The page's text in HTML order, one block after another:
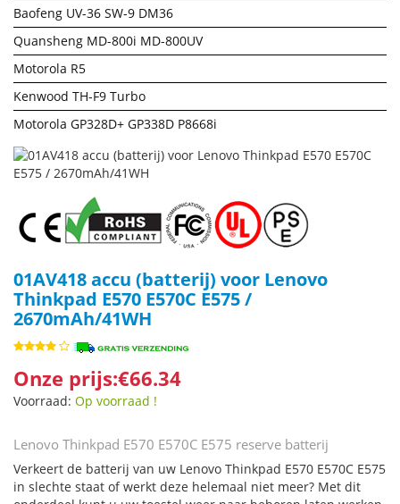
Baofeng UV-36 SW-9 DM36
Quansheng MD-800i MD-800UV
Motorola R5
Kenwood TH-F9 Turbo
Motorola GP328D+ GP338D P8668i
01AV418 accu (batterij) voor Lenovo
Thinkpad E570 E570C E575 /
2670mAh/41WH
Onze prijs:€66.34
Voorraad: Op voorraad !
Lenovo Thinkpad E570 E570C E575 reserve batterij
Verkeert de batterij van uw Lenovo Thinkpad E570 E570C E575
in slechte staat of werkt deze helemaal niet meer? Met dit